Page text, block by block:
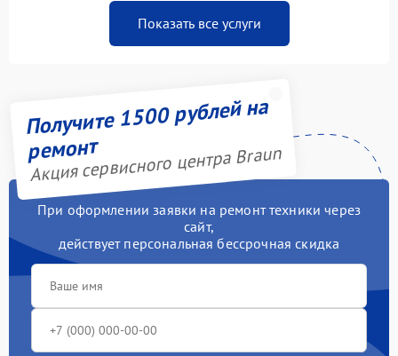
Показать все услуги
Получите 1500 рублей на
ремонт
Акция сервисного центра Braun
При оформлении заявки на ремонт техники через
сайт,
действует персональная бессрочная скидка